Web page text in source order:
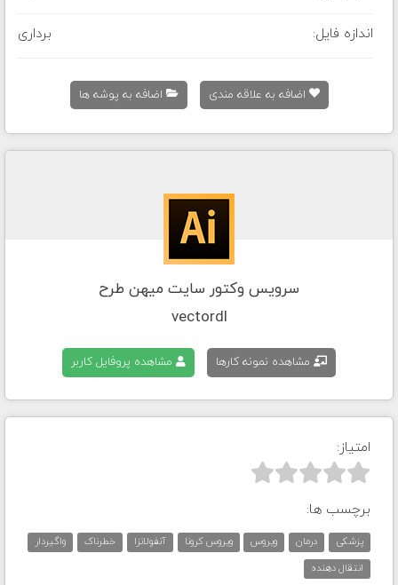
اندازه فایل: برداری
اضافه به علاقه مندی اضافه به پوشه ها
سرویس وکتور سایت میهن طرح
vectordl
مشاهده نمونه کارها مشاهده پروفایل کاربر
امتیاز:



برچسب ها:
پزشکی درمان ویروس ویروس کرونا آنفولانزا خطرناک
واگیردار
انتقال دهنده